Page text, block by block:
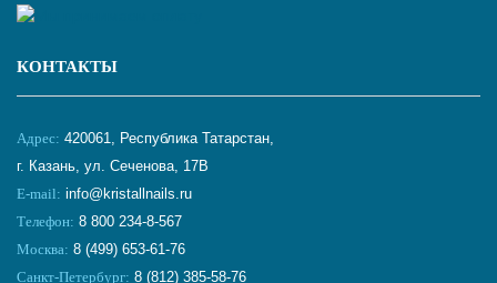
КОНТАКТЫ
Адрес: 420061, Республика Татарстан,
г. Казань, ул. Сеченова, 17В
E-mail: info@kristallnails.ru
Телефон: 8 800 234-8-567
Москва: 8 (499) 653-61-76
Санкт-Петербург: 8 (812) 385-58-76